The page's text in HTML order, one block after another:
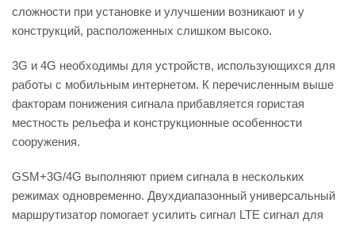
сложности при установке и улучшении возникают и у
конструкций, расположенных слишком высоко.
3G и 4G необходимы для устройств, использующихся для
работы с мобильным интернетом. К перечисленным выше
факторам понижения сигнала прибавляется гористая
местность рельефа и конструкционные особенности
сооружения.
GSM+3G/4G выполняют прием сигнала в нескольких
режимах одновременно. Двухдиапазонный универсальный
маршрутизатор помогает усилить сигнал LTE сигнал для